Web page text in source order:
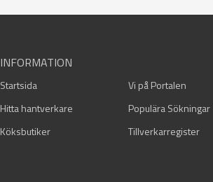
INFORMATION
Startsida Vi på Portalen
Hitta hantverkare
Populära Sökningar
Köksbutiker
Tillverkarregister